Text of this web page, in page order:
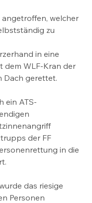
welcher
zu
in eine
dem WLF-Kran der
Dach gerettet.
ein ATS-
der FF
in die
das riesige
Personen